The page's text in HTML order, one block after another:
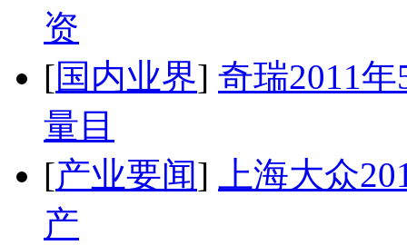
资
[国内业界] 奇瑞2011
量目
[产业要闻]
上海大众
产